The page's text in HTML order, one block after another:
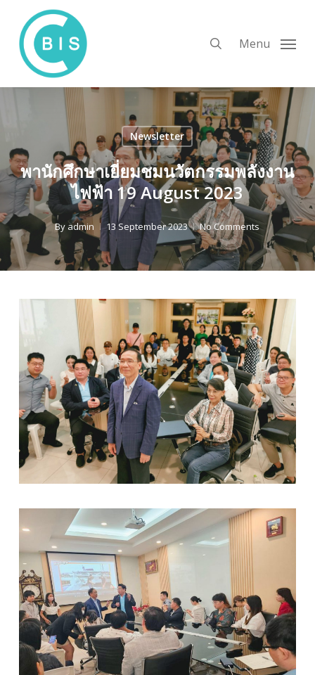
main
content
Menu
Newsletter
พานักศึกษาเยี่ยมชมนวัตกรรมพลังงาน
ไฟฟ้า 19 August 2023
Byadmin 13 September 2023 No Comments